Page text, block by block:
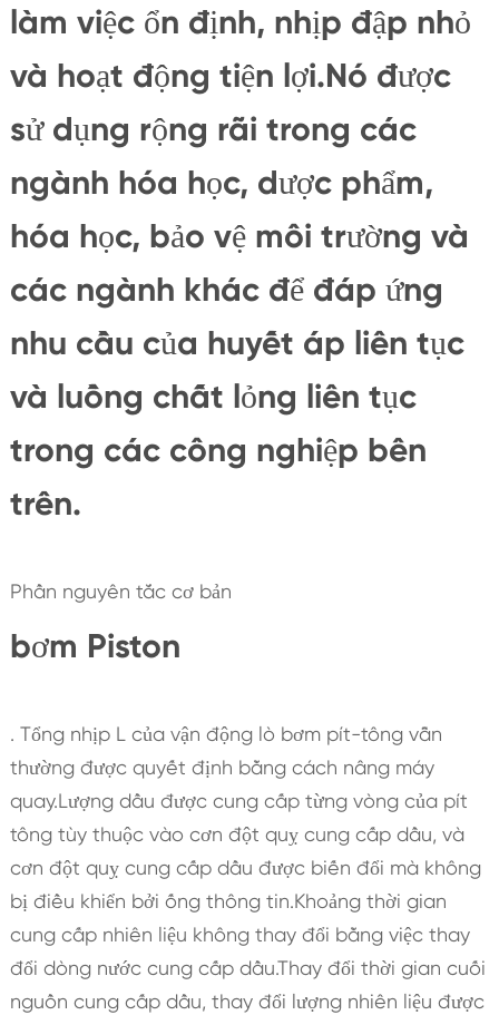
làm việc ổn định, nhịp đập nhỏ
và hoạt động tiện lợi.Nó được
sử dụng rộng rãi trong các
ngành hóa học, dược phẩm,
hóa học, bảo vệ môi trường và
các ngành khác để đáp ứng
nhu cầu của huyết áp liên tục
và luồng chất lỏng liên tục
trong các công nghiệp bên
trên.
Phần nguyên tắc cơ bản
bơm Piston
. Tổng nhịp L của vận động lò bơm pít-tông vẫn
thường được quyết định bằng cách nâng máy
quay.Lượng dầu được cung cấp từng vòng của pít
tông tùy thuộc vào cơn đột quỵ cung cấp dầu, và
cơn đột quỵ cung cấp dầu được biến đổi mà không
bị điều khiển bởi ống thông tin.Khoảng thời gian
cung cấp nhiên liệu không thay đổi bằng việc thay
đổi dòng nước cung cấp dầu.Thay đổi thời gian cuối
nguồn cung cấp dầu, thay đổi lượng nhiên liệu được